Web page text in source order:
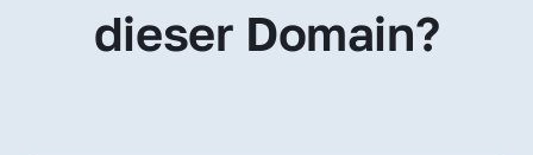
dieser Domain?